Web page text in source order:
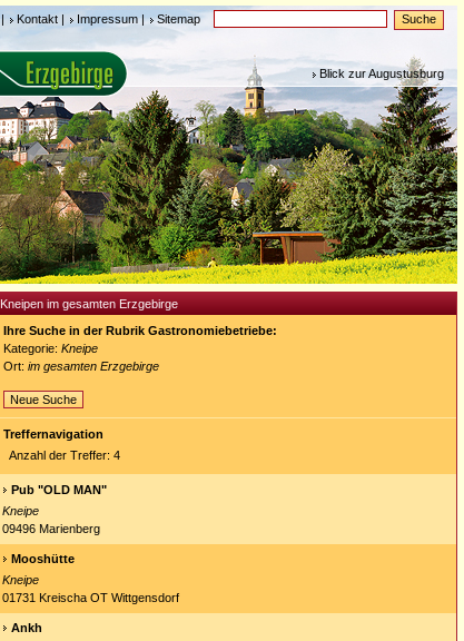
| Kontakt | Impressum| Sitemap
Blick zur Augustusburg
Kneipen im gesamten Erzgebirge
Ihre Suche in der Rubrik Gastronomiebetriebe:
Kategorie: Kneipe
Ort: im gesamten Erzgebirge
Neue Suche
Treffernavigation
Anzahl der Treffer: 4
Pub "OLD MAN"
Kneipe
09496 Marienberg
Mooshütte
Kneipe
01731 Kreischa OT Wittgensdorf
Ankh